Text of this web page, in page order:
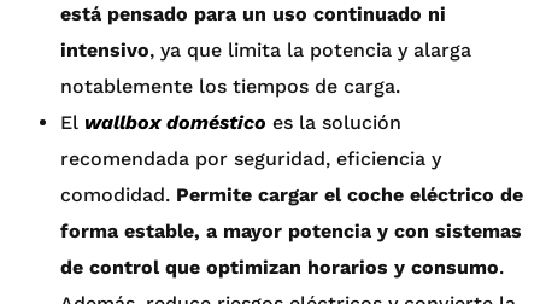
está pensado para un uso continuado ni
intensivo, ya que limita la potencia y alarga
notablemente los tiempos de carga.
El wallbox doméstico es la solución
recomendada por seguridad, eficiencia y
comodidad. Permite cargar el coche eléctrico de
forma estable, a mayor potencia y con sistemas
de control que optimizan horarios y consumo.